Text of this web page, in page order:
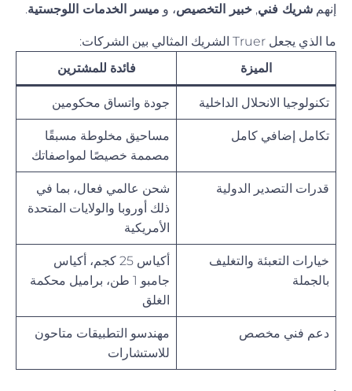
إنهم شريك فني, خبير التخصيص، و ميسر الخدمات اللوجستية.
ما الذي يجعل Truer الشريك المثالي بين الشركات:
الميزة
فائدة للمشترين
تكنولوجيا الانحلال الداخلية جودة واتساق محكومين
تكامل إضافي كامل
مساحيق مخلوطة مسبقًا
مصممة خصيصًا لمواصفاتك
قدرات التصدير الدولية
شحن عالمي فعال، بما في
ذلك أوروبا والولايات المتحدة
الأمريكية
خيارات التعبئة والتغليف
بالجملة
أكياس 25 كجم، أكياس
جامبو 1 طن، براميل محكمة
الغلق
دعم فني مخصص
مهندسو التطبيقات متاحون
للاستشارات